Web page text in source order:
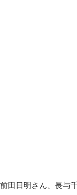
前田日明さん、長与